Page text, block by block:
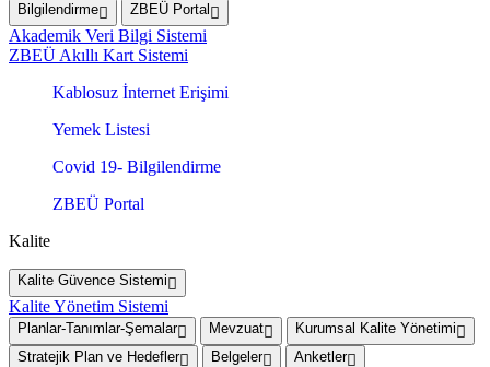
Bilgilendirme ZBEÜ Portal
Akademik Veri Bilgi Sistemi
ZBEÜ Akıllı Kart Sistemi
Kablosuz İnternet Erişimi
Yemek Listesi
Covid 19- Bilgilendirme
ZBEÜ Portal
Kalite
Kalite Güvence Sistemi
Kalite Yönetim Sistemi
Planlar-Tanımlar-Şemalar Mevzuat
Kurumsal Kalite Yönetimi
Stratejik Plan ve Hedefler
Belgeler Anketler